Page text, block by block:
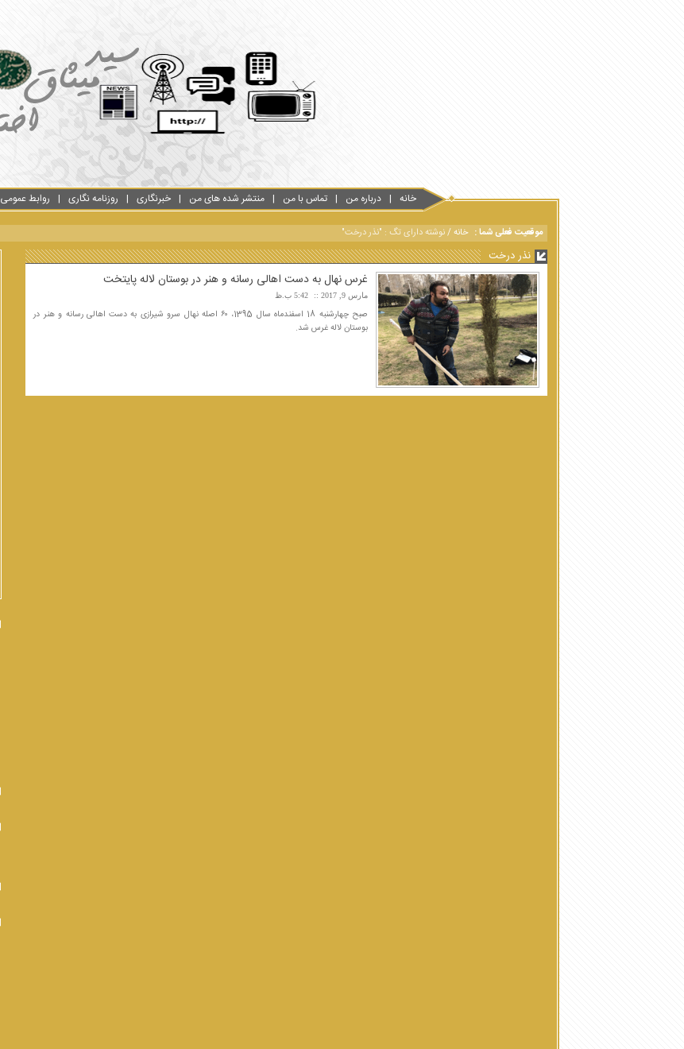
خانه درباره من تماس با من منتشر شده های من خبرنگاری روزنامه نگاری روابط عمومی
موقعیت فعلی شما : خانه/نوشته دارای تگ : "نذر درخت"
نذر درخت
غرس نهال به دست اهالی رسانه و هنر در بوستان لاله پایتخت
مارس 9, 2017 5:42 ب.ظ
صبح چهارشنبه 18 اسفندماه سال 1395، ۶۰ اصله نهال سرو شیرازی به دست اهالی رسانه و هنر در
بوستان لاله غرس شد.